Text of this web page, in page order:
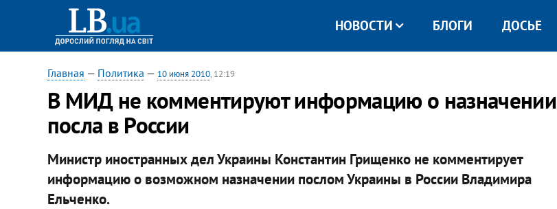
НОВОСТИ БЛОГИ ДОСЬЕ
Главная — Политика — 10 июня 2010, 12:19
В МИД не комментируют информацию о назначении
посла в России
Министр иностранных дел Украины Константин Грищенко не комментирует
информацию о возможном назначении послом Украины в России Владимира
Ельченко.